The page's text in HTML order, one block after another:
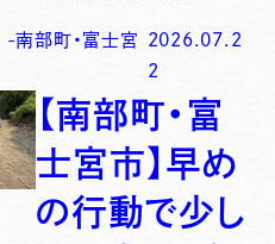
-南部町・富士宮
2026.07.2
2
【南部町・富
士宮市】早め
の行動で少し